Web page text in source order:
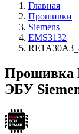
Главная
Прошивки
Siemens
EMS3132
Прошивка
ЭБУ